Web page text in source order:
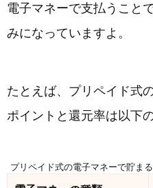
電子マネーで支払うこと
みになっていますよ。
たとえば、プリペイド式
ポイントと還元率は以下の
プリペイド式の電子マネーで貯ま